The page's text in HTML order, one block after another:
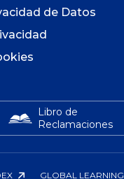
de Datos
Libro de
Reclamaciones
GLOBAL LEARNING